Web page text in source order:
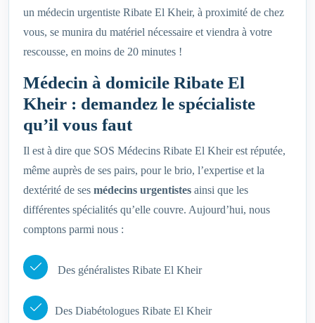
un médecin urgentiste Ribate El Kheir, à proximité de chez
vous, se munira du matériel nécessaire et viendra à votre
rescousse, en moins de 20 minutes !
Médecin à domicile Ribate El
Kheir : demandez le spécialiste
qu’il vous faut
Il est à dire que SOS Médecins Ribate El Kheir est réputée,
même auprès de ses pairs, pour le brio, l’expertise et la
dextérité de ses médecins urgentistes ainsi que les
différentes spécialités qu’elle couvre. Aujourd’hui, nous
comptons parmi nous :
Des généralistes Ribate El Kheir
Des Diabétologues Ribate El Kheir